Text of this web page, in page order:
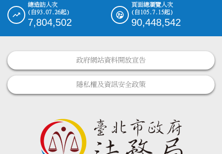
總造訪人次
(自93.07.26起)
7,804,502
頁面總瀏覽人次
(自105.7.15起)
90,448,542
政府網站資料開放宣告
隱私權及資訊安全政策